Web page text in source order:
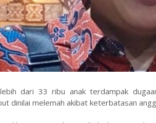
dari 33 ribu anak terdampak
dinilai melemah akibat keterbatasan